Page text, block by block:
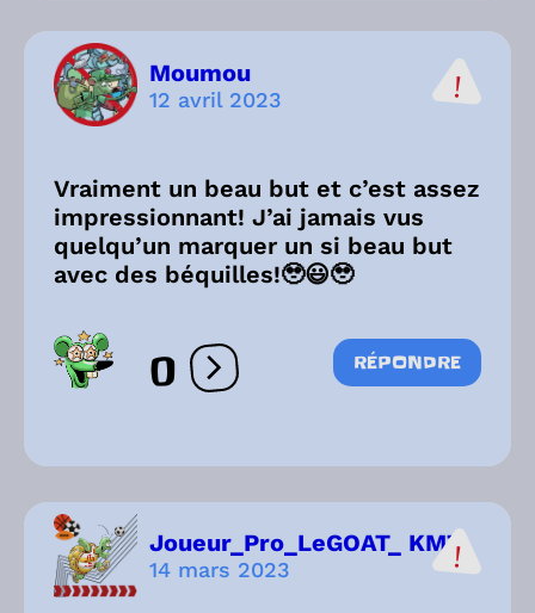
Moumou
12 avril 2023
Vraiment un beau but et c’est assez
impressionnant! J’ai jamais vus
quelqu’un marquer un si beau but
avec des béquilles!🥹😃🥹
0 Ouvrir les réactions
RÉPONDRE
Joueur_Pro_LeGOAT_ KM7
14 mars 2023